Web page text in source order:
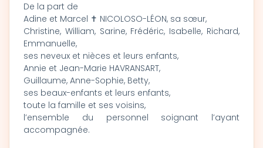
De la part de
Adine et Marcel ✝ NICOLOSO-LÉON, sa sœur,
Christine, William, Sarine, Frédéric, Isabelle, Richard,
Emmanuelle,
ses neveux et nièces et leurs enfants,
Annie et Jean-Marie HAVRANSART,
Guillaume, Anne-Sophie, Betty,
ses beaux-enfants et leurs enfants,
toute la famille et ses voisins,
l’ensemble du personnel soignant l’ayant
accompagnée.